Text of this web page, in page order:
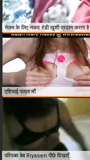
सेक्स के लिए नकद रंडी खुशी प्रदान करता है
एशियाई पतला माँ
परिपक्व बेब Riyasen पीछे दिखाएँ